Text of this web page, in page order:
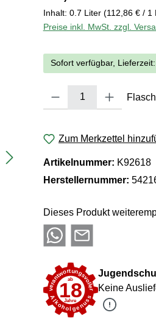
Inhalt: 0.7 Liter (112,86 € / 1
Preise inkl. MwSt. zzgl.
Sofort verfügbar,
Produkt Anzahl: Gib den
Zum Merkzettel
Artikelnummer: K92618
Herstellernummer:
Dieses Produkt
Keine